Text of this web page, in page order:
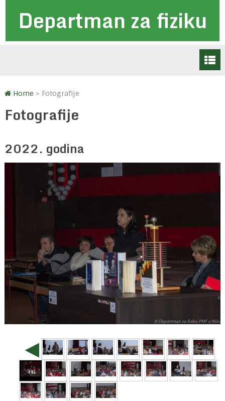
Departman za fiziku
Home > Fotografije
Fotografije
2022. godina
◄